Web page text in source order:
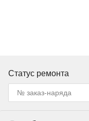
Статус ремонта